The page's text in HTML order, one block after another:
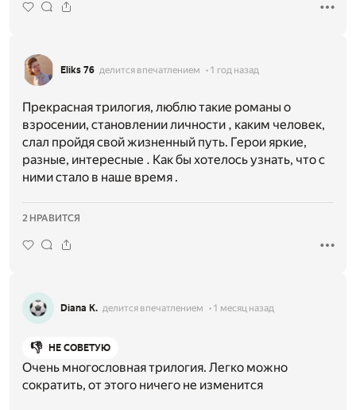
Еliks 76 делится впечатлением 1 год назад
Прекрасная трилогия, люблю такие романы о
взросении, становлении личности , каким человек,
слал пройдя свой жизненный путь. Герои яркие,
разные, интересные . Как бы хотелось узнать, что с
ними стало в наше время .
2 НРАВИТСЯ
Diana K. делится впечатлением 1 месяц назад
👎 НЕ СОВЕТУЮ
Очень многословная трилогия. Легко можно
сократить, от этого ничего не изменится